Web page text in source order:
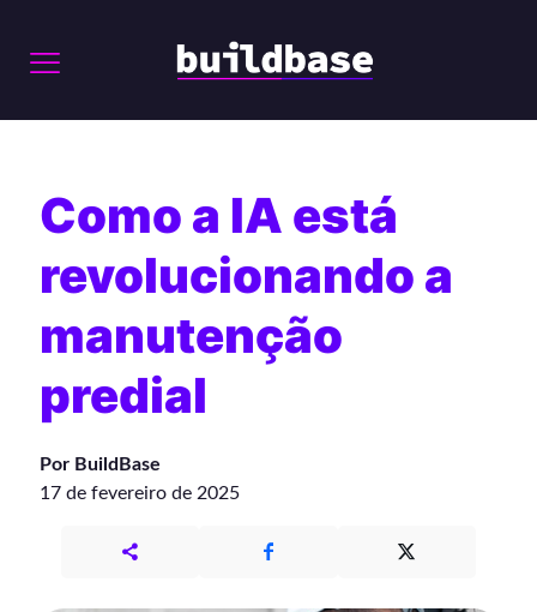
Como a IA está
revolucionando a
manutenção
predial
Por BuildBase
17 de fevereiro de 2025